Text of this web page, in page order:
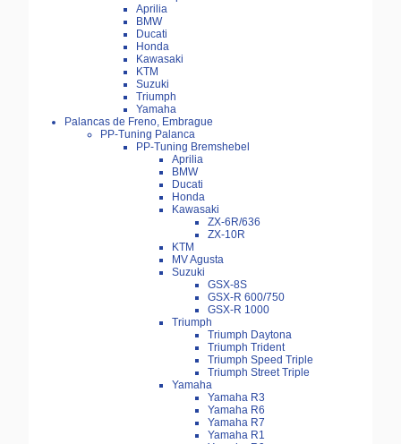
Aprilia
BMW
Ducati
Honda
Kawasaki
KTM
Suzuki
Triumph
Yamaha
Palancas de Freno, Embrague
PP-Tuning Palanca
PP-Tuning Bremshebel
Aprilia
BMW
Ducati
Honda
Kawasaki
ZX-6R/636
ZX-10R
KTM
MV Agusta
Suzuki
GSX-8S
GSX-R 600/750
GSX-R 1000
Triumph
Triumph Daytona
Triumph Trident
Triumph Speed Triple
Triumph Street Triple
Yamaha
Yamaha R3
Yamaha R6
Yamaha R7
Yamaha R1